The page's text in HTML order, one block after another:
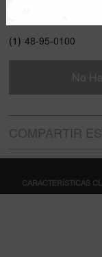
(1) 48-95-0100
No
COMPARTIR
CARACTERÍSTICAS